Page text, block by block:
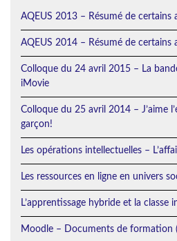
AQEUS 2013 – Résumé de certains
AQEUS 2014 – Résumé de certains
Colloque du 24 avril 2015 – La
iMovie
Colloque du 25 avril 2014 – J’aime
garçon!
Les opérations intellectuelles –
Les ressources en ligne en univers
L’apprentissage hybride et la classe
Moodle – Documents de formation